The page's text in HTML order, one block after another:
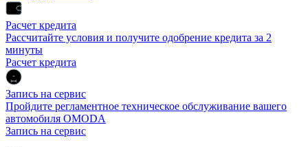
Расчет кредита
Рассчитайте условия и получите одобрение кредита за 2
минуты
Расчет кредита
Запись на сервис
Пройдите регламентное техническое обслуживание вашего
автомобиля OMODA
Запись на сервис